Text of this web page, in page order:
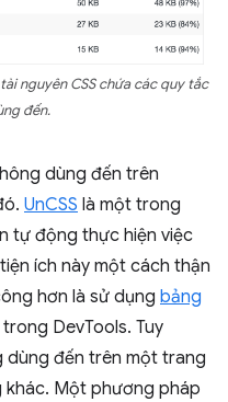
nguyên CSS chứa các quy tắc
đến.
dùng đến trên
UnCSS là một trong
tự động thực hiện việc
ích này một cách thận
hơn là sử dụng bảng
trong DevTools. Tuy
dùng đến trên một trang
Một phương pháp